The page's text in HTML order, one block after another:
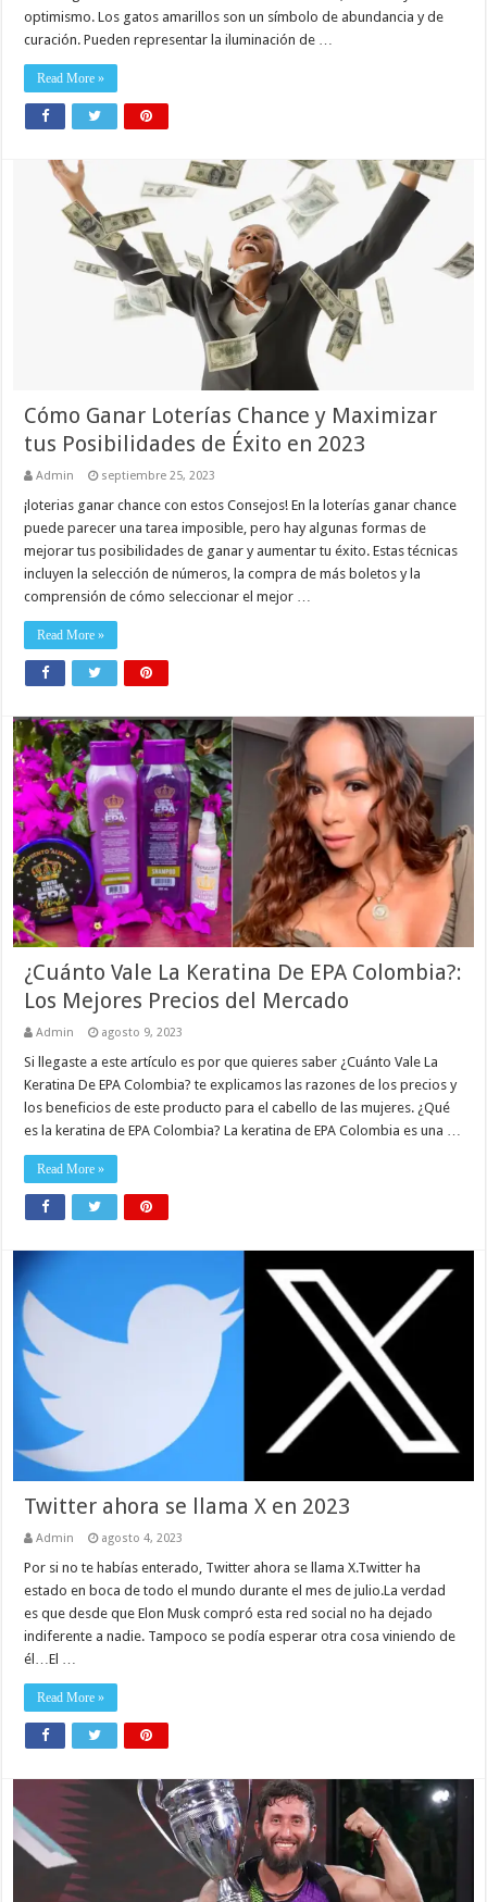
optimismo. Los gatos amarillos son un símbolo de abundancia y de
curación. Pueden representar la iluminación de …
Read More »
Cómo Ganar Loterías Chance y Maximizar
tus Posibilidades de Éxito en 2023
Admin septiembre 25, 2023
¡loterias ganar chance con estos Consejos! En la loterías ganar chance
puede parecer una tarea imposible, pero hay algunas formas de
mejorar tus posibilidades de ganar y aumentar tu éxito. Estas técnicas
incluyen la selección de números, la compra de más boletos y la
comprensión de cómo seleccionar el mejor …
Read More »
¿Cuánto Vale La Keratina De EPA Colombia?:
Los Mejores Precios del Mercado
Admin agosto 9, 2023
Si llegaste a este artículo es por que quieres saber ¿Cuánto Vale La
Keratina De EPA Colombia? te explicamos las razones de los precios y
los beneficios de este producto para el cabello de las mujeres. ¿Qué
es la keratina de EPA Colombia? La keratina de EPA Colombia es una …
Read More »
Twitter ahora se llama X en 2023
Admin agosto 4, 2023
Por si no te habías enterado, Twitter ahora se llama X.Twitter ha
estado en boca de todo el mundo durante el mes de julio.La verdad
es que desde que Elon Musk compró esta red social no ha dejado
indiferente a nadie. Tampoco se podía esperar otra cosa viniendo de
él…El …
Read More »